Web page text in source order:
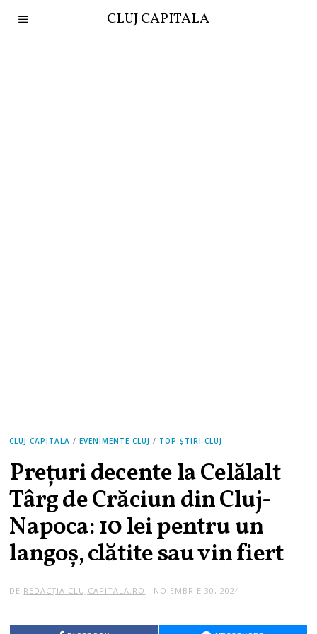
CLUJ CAPITALA
CLUJ CAPITALA / EVENIMENTE CLUJ / TOP ȘTIRI CLUJ
Prețuri decente la Celălalt
Târg de Crăciun din Cluj-
Napoca: 10 lei pentru un
langoș, clătite sau vin fiert
DE REDACȚIA CLUJCAPITALA.RO NOIEMBRIE 30, 2024